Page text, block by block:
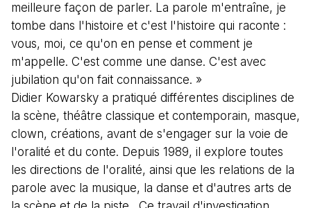
meilleure façon de parler. La parole m'entraîne, je
tombe dans l'histoire et c'est l'histoire qui raconte :
vous, moi, ce qu'on en pense et comment je
m'appelle. C'est comme une danse. C'est avec
jubilation qu'on fait connaissance. »
Didier Kowarsky a pratiqué différentes disciplines de
la scène, théâtre classique et contemporain, masque,
clown, créations, avant de s'engager sur la voie de
l'oralité et du conte. Depuis 1989, il explore toutes
les directions de l'oralité, ainsi que les relations de la
parole avec la musique, la danse et d'autres arts de